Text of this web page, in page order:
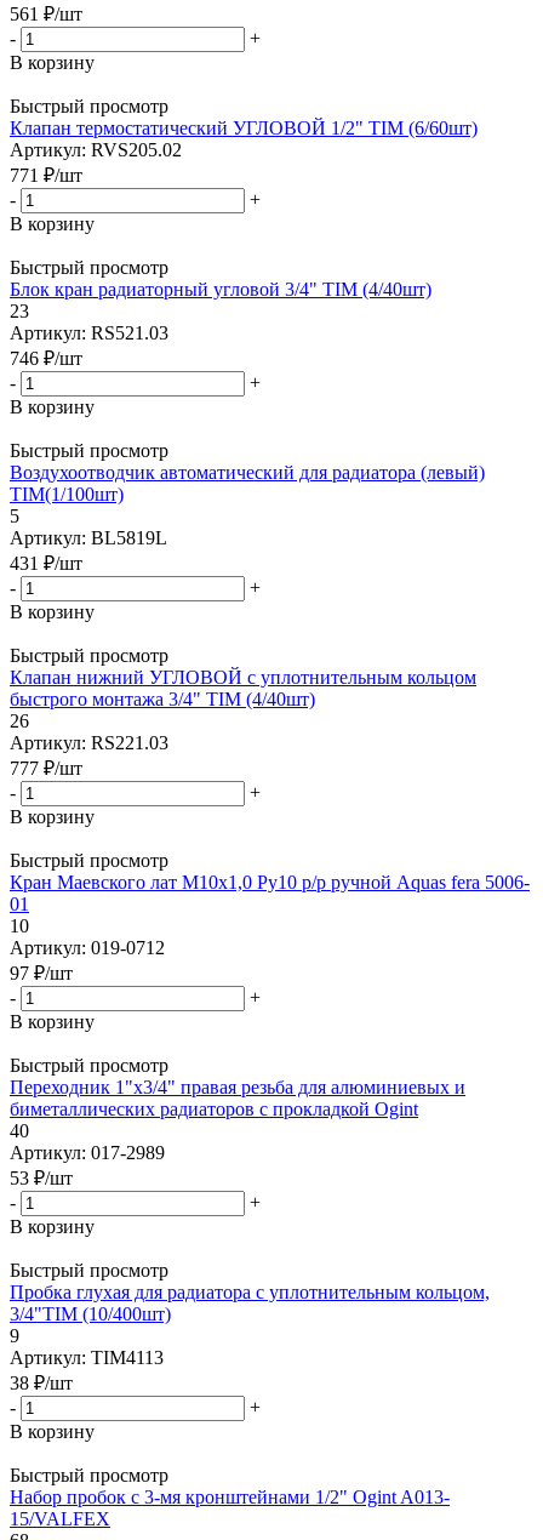
561 ₽/шт
-
+
В корзину
Быстрый просмотр
Клапан термостатический УГЛОВОЙ 1/2" TIM (6/60шт)
Артикул: RVS205.02
771 ₽/шт
-
+
В корзину
Быстрый просмотр
Блок кран радиаторный угловой 3/4" TIM (4/40шт)
23
Артикул: RS521.03
746 ₽/шт
-
+
В корзину
Быстрый просмотр
Воздухоотводчик автоматический для радиатора (левый)
TIM(1/100шт)
5
Артикул: BL5819L
431 ₽/шт
-
+
В корзину
Быстрый просмотр
Клапан нижний УГЛОВОЙ с уплотнительным кольцом
быстрого монтажа 3/4" TIM (4/40шт)
26
Артикул: RS221.03
777 ₽/шт
-
+
В корзину
Быстрый просмотр
Кран Маевского лат М10х1,0 Ру10 р/р ручной Aquas fera 5006-
01
10
Артикул: 019-0712
97 ₽/шт
-
+
В корзину
Быстрый просмотр
Переходник 1"x3/4" правая резьба для алюминиевых и
биметаллических радиаторов с прокладкой Ogint
40
Артикул: 017-2989
53 ₽/шт
-
+
В корзину
Быстрый просмотр
Пробка глухая для радиатора с уплотнительным кольцом,
3/4"TIM (10/400шт)
9
Артикул: TIM4113
38 ₽/шт
-
+
В корзину
Быстрый просмотр
Набор пробок с 3-мя кронштейнами 1/2" Ogint A013-
15/VALFEX